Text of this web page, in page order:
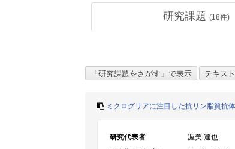
研究課題 (18件)
ミクログリアに注目した抗リン脂質抗
研究代表者
渥美 達也